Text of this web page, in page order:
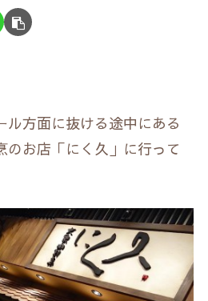
ル方面に抜ける途中にある
のお店「にく久」に行って